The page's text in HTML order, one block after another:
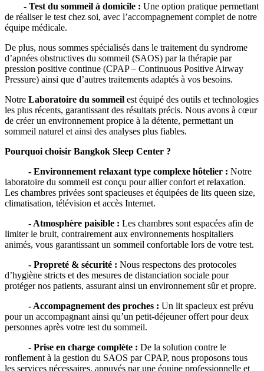
- Test du sommeil à domicile : Une option pratique permettant
de réaliser le test chez soi, avec l’accompagnement complet de notre
équipe médicale.
De plus, nous sommes spécialisés dans le traitement du syndrome
d’apnées obstructives du sommeil (SAOS) par la thérapie par
pression positive continue (CPAP – Continuous Positive Airway
Pressure) ainsi que d’autres traitements adaptés à vos besoins.
Notre Laboratoire du sommeil est équipé des outils et technologies
les plus récents, garantissant des résultats précis. Nous avons à cœur
de créer un environnement propice à la détente, permettant un
sommeil naturel et ainsi des analyses plus fiables.
Pourquoi choisir Bangkok Sleep Center ?
- Environnement relaxant type complexe hôtelier : Notre
laboratoire du sommeil est conçu pour allier confort et relaxation.
Les chambres privées sont spacieuses et équipées de lits queen size,
climatisation, télévision et accès Internet.
- Atmosphère paisible : Les chambres sont espacées afin de
limiter le bruit, contrairement aux environnements hospitaliers
animés, vous garantissant un sommeil confortable lors de votre test.
- Propreté & sécurité : Nous respectons des protocoles
d’hygiène stricts et des mesures de distanciation sociale pour
protéger nos patients, assurant ainsi un environnement sûr et propre.
- Accompagnement des proches : Un lit spacieux est prévu
pour un accompagnant ainsi qu’un petit-déjeuner offert pour deux
personnes après votre test du sommeil.
- Prise en charge complète : De la solution contre le
ronflement à la gestion du SAOS par CPAP, nous proposons tous
les services nécessaires, appuyés par une équipe professionnelle et